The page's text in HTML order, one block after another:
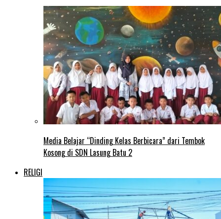
Media Belajar “Dinding Kelas Berbicara” dari Tembok
Kosong di SDN Lasung Batu 2
RELIGI